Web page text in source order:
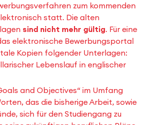
zum kommenden
statt. Die alten
sind nicht mehr gültig. Für eine
elektronische Bewerbungsportal
Kopien folgender Unterlagen:
Lebenslauf in englischer
and Objectives“ im Umfang
das die bisherige Arbeit, sowie
sich für den Studiengang zu